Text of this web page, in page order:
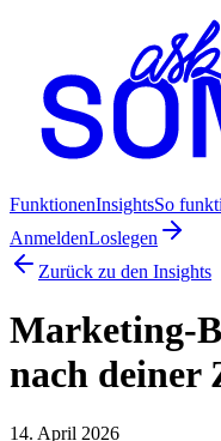
FunktionenInsightsSo
AnmeldenLoslegen
Zurück zu den Insights
Marketing-
nach deiner
14. April 2026